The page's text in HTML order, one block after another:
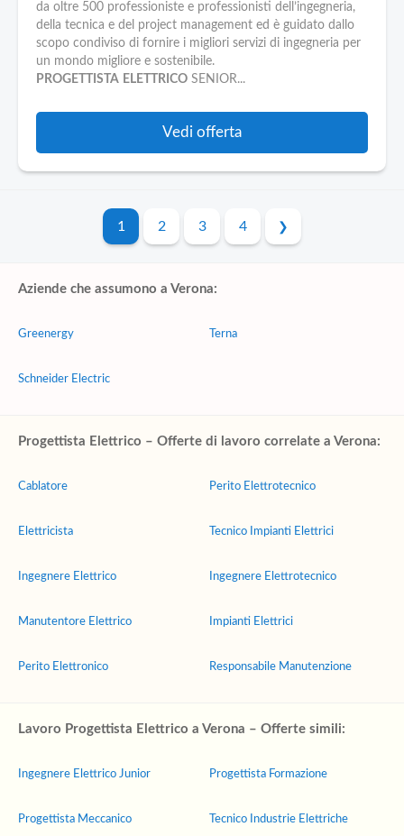
da oltre 500 professioniste e professionisti dell’ingegneria,
della tecnica e del project management ed è guidato dallo
scopo condiviso di fornire i migliori servizi di ingegneria per
un mondo migliore e sostenibile.
PROGETTISTA ELETTRICO SENIOR...
Vedi offerta
1 2 3 4
Aziende che assumono a Verona:
Greenergy
Schneider Electric
Terna
Progettista Elettrico – Offerte di lavoro correlate a Verona:
Cablatore
Elettricista
Ingegnere Elettrico
Manutentore Elettrico
Perito Elettronico
Perito Elettrotecnico
Tecnico Impianti Elettrici
Ingegnere Elettrotecnico
Impianti Elettrici
Responsabile Manutenzione
Lavoro Progettista Elettrico a Verona – Offerte simili:
Ingegnere Elettrico Junior
Progettista Meccanico
Progettista Formazione
Tecnico Industrie Elettriche